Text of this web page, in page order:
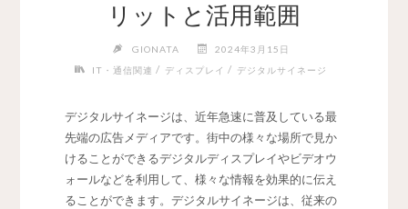
リットと活用範囲
GIONATA
2024年3月15日
IT・通信関連 / ディスプレイ / デジタルサイネージ
デジタルサイネージは、近年急速に普及している最
先端の広告メディアです。 街中の様々な場所で見か
けることができるデジタルディスプレイやビデオウ
ォールなどを利用して、様々な情報を効果的に伝え
ることができます。デジタルサイネージは、従来の